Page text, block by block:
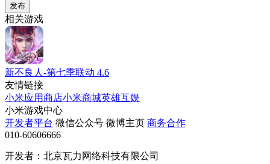
发布
相关游戏
新不良人-第七季联动 4.6
友情链接
小米应用商店小米商城英雄互娱
小米游戏中心
开发者平台 微信公众号 微博主页 商务合作
010-60606666
开发者：北京瓦力网络科技有限公司